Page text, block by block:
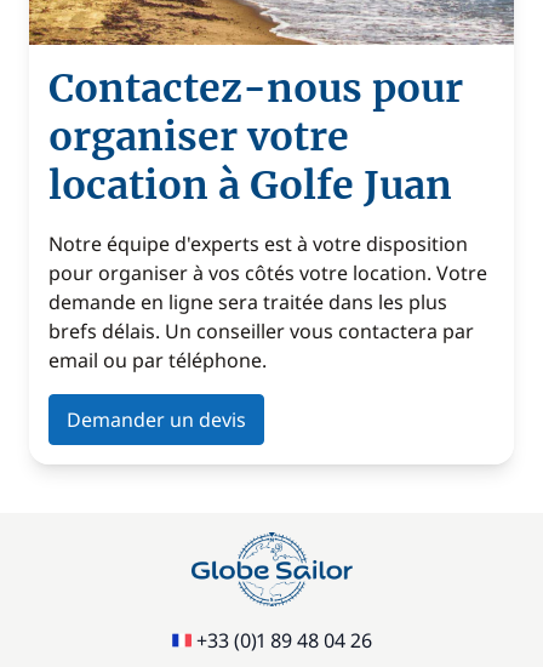
Contactez-nous pour
organiser votre
location à Golfe Juan
Notre équipe d'experts est à votre disposition
pour organiser à vos côtés votre location. Votre
demande en ligne sera traitée dans les plus
brefs délais. Un conseiller vous contactera par
email ou par téléphone.
Demander un devis
+33 (0)1 89 48 04 26